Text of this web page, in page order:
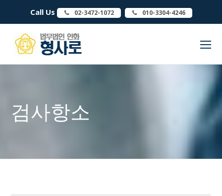
Call Us 02-3472-1072 010-3304-4246
검사항소